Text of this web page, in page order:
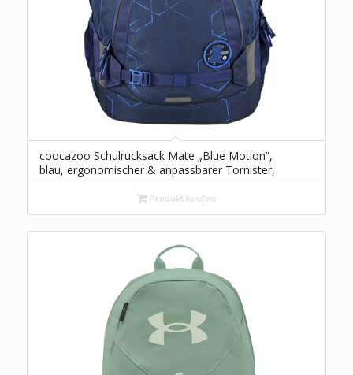
coocazoo Schulrucksack Mate „Blue Motion”,
blau, ergonomischer & anpassbarer Tornister,
Hüftgurt, ab der 3. KlasseProdukt kaufen